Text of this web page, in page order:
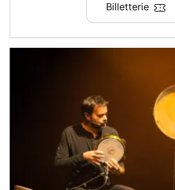
Billetterie